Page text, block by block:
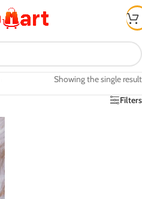
Showing the single result
Filters